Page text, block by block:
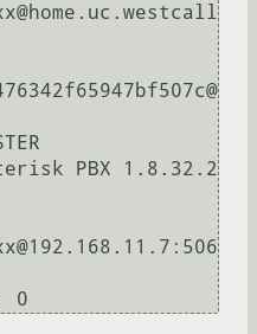
PBX 1.8.32.2